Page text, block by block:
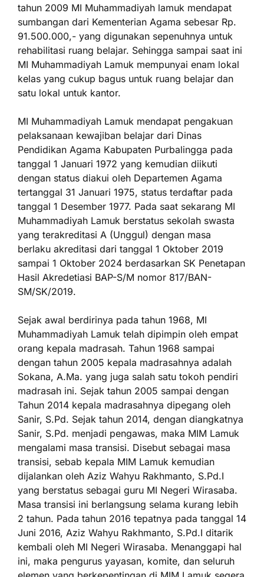
tahun 2009 MI Muhammadiyah lamuk mendapat
sumbangan dari Kementerian Agama sebesar Rp.
91.500.000,- yang digunakan sepenuhnya untuk
rehabilitasi ruang belajar. Sehingga sampai saat ini
MI Muhammadiyah Lamuk mempunyai enam lokal
kelas yang cukup bagus untuk ruang belajar dan
satu lokal untuk kantor.
MI Muhammadiyah Lamuk mendapat pengakuan
pelaksanaan kewajiban belajar dari Dinas
Pendidikan Agama Kabupaten Purbalingga pada
tanggal 1 Januari 1972 yang kemudian diikuti
dengan status diakui oleh Departemen Agama
tertanggal 31 Januari 1975, status terdaftar pada
tanggal 1 Desember 1977. Pada saat sekarang MI
Muhammadiyah Lamuk berstatus sekolah swasta
yang terakreditasi A (Unggul) dengan masa
berlaku akreditasi dari tanggal 1 Oktober 2019
sampai 1 Oktober 2024 berdasarkan SK Penetapan
Hasil Akredetiasi BAP-S/M nomor 817/BAN-
SM/SK/2019.
Sejak awal berdirinya pada tahun 1968, MI
Muhammadiyah Lamuk telah dipimpin oleh empat
orang kepala madrasah. Tahun 1968 sampai
dengan tahun 2005 kepala madrasahnya adalah
Sokana, A.Ma. yang juga salah satu tokoh pendiri
madrasah ini. Sejak tahun 2005 sampai dengan
Tahun 2014 kepala madrasahnya dipegang oleh
Sanir, S.Pd. Sejak tahun 2014, dengan diangkatnya
Sanir, S.Pd. menjadi pengawas, maka MIM Lamuk
mengalami masa transisi. Disebut sebagai masa
transisi, sebab kepala MIM Lamuk kemudian
dijalankan oleh Aziz Wahyu Rakhmanto, S.Pd.I
yang berstatus sebagai guru MI Negeri Wirasaba.
Masa transisi ini berlangsung selama kurang lebih
2 tahun. Pada tahun 2016 tepatnya pada tanggal 14
Juni 2016, Aziz Wahyu Rakhmanto, S.Pd.I ditarik
kembali oleh MI Negeri Wirasaba. Menanggapi hal
ini, maka pengurus yayasan, komite, dan seluruh